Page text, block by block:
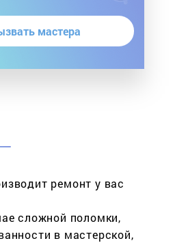
мастера
ремонт у вас
сложной поломки,
в мастерской,